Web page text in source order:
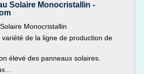
Solaire Monocristallin -
Monocristallin
de la ligne de production de
élevé des panneaux solaires.